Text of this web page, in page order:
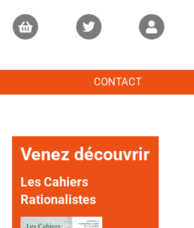
CONTACT
Venez découvrir
Les Cahiers
Rationalistes